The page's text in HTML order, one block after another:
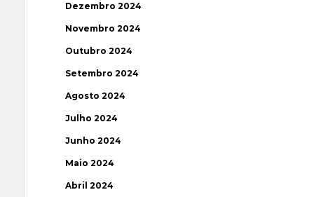
Dezembro 2024
Novembro 2024
Outubro 2024
Setembro 2024
Agosto 2024
Julho 2024
Junho 2024
Maio 2024
Abril 2024